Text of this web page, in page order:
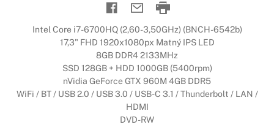
Intel Core i7-6700HQ (2,60-3,50GHz) (BNCH-6542b)
17,3" FHD 1920x1080px Matný IPS LED
8GB DDR4 2133MHz
SSD 128GB + HDD 1000GB (5400rpm)
nVidia GeForce GTX 960M 4GB DDR5
WiFi / BT / USB 2.0 / USB 3.0 / USB-C 3.1 / Thunderbolt / LAN /
HDMI
DVD-RW